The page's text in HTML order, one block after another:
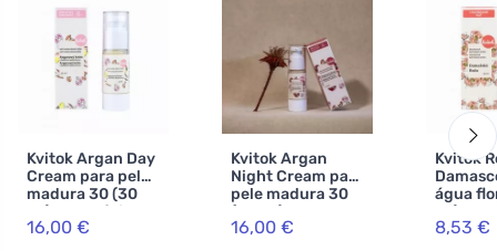
Kvitok Argan Day
Cream para pele
madura 30 (30
ml) - com ácido
hialurónico
16,00 €
Kvitok Argan
Night Cream para
pele madura 30
(30 ml) - retarda
o
16,00 €
Kvitok
água
ml) -
8,53 €